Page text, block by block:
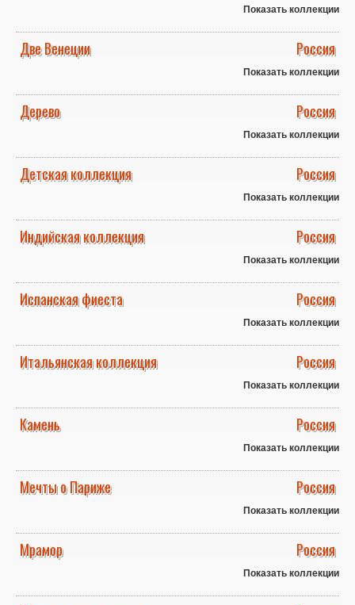
Показать коллекции
Две Венеции Россия
Показать коллекции
Дерево Россия
Показать коллекции
Детская коллекция Россия
Показать коллекции
Индийская коллекция Россия
Показать коллекции
Испанская фиеста Россия
Показать коллекции
Итальянская коллекция Россия
Показать коллекции
Камень Россия
Показать коллекции
Мечты о Париже Россия
Показать коллекции
Мрамор Россия
Показать коллекции